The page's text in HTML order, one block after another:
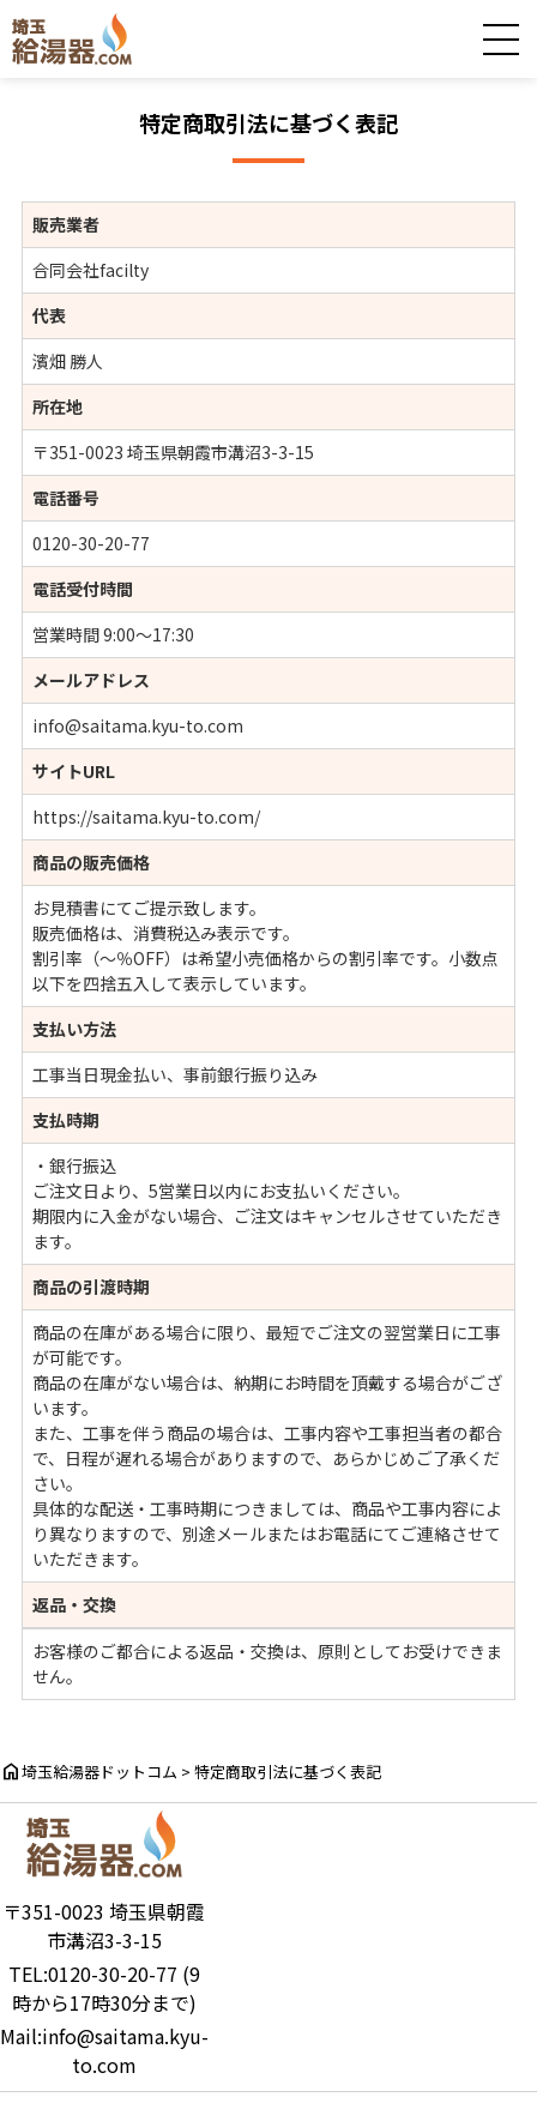
特定商取引法に基づく表記
販売業者
合同会社facilty
代表
濱畑 勝人
所在地
〒351-0023 埼玉県朝霞市溝沼3-3-15
電話番号
0120-30-20-77
電話受付時間
営業時間 9:00～17:30
メールアドレス
info@saitama.kyu-to.com
サイトURL
https://saitama.kyu-to.com/
商品の販売価格
お見積書にてご提示致します。
販売価格は、消費税込み表示です。
割引率（～％OFF）は希望小売価格からの割引率です。小数点
以下を四捨五入して表示しています。
支払い方法
工事当日現金払い、事前銀行振り込み
支払時期
・銀行振込
ご注文日より、5営業日以内にお支払いください。
期限内に入金がない場合、ご注文はキャンセルさせていただき
ます。
商品の引渡時期
商品の在庫がある場合に限り、最短でご注文の翌営業日に工事
が可能です。
商品の在庫がない場合は、納期にお時間を頂戴する場合がござ
います。
また、工事を伴う商品の場合は、工事内容や工事担当者の都合
で、日程が遅れる場合がありますので、あらかじめご了承くだ
さい。
具体的な配送・工事時期につきましては、商品や工事内容によ
り異なりますので、別途メールまたはお電話にてご連絡させて
いただきます。
返品・交換
お客様のご都合による返品・交換は、原則としてお受けできま
せん。
home埼玉給湯器ドットコム > 特定商取引法に基づく表記
〒351-0023 埼玉県朝霞
市溝沼3-3-15
TEL:0120-30-20-77 (9
時から17時30分まで)
Mail:info@saitama.kyu-
to.com